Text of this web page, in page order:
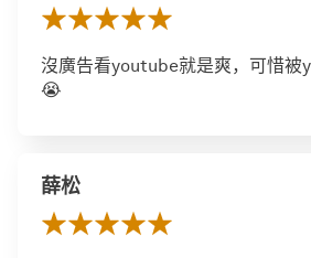
沒廣告看youtube就是爽，可惜被
😭
薛松